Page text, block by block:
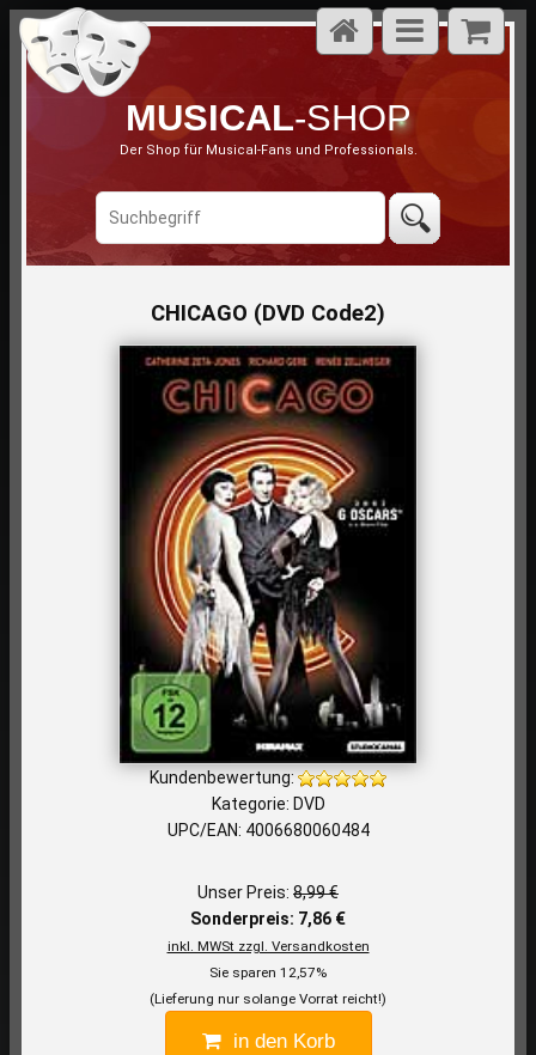
MUSICAL-SHOP
Der Shop für Musical-Fans und Professionals.
CHICAGO (DVD Code2)
Kundenbewertung:
Kategorie: DVD
UPC/EAN: 4006680060484
Unser Preis: 8,99 €
Sonderpreis: 7,86 €
inkl. MWSt zzgl. Versandkosten
Sie sparen 12,57%
(Lieferung nur solange Vorrat reicht!)
in den Korb